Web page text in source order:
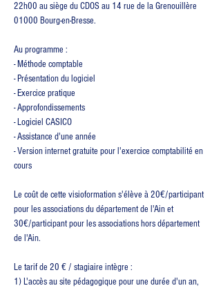
22h00 au siège du CDOS au 14 rue de la Grenouillère
01000 Bourg-en-Bresse.
Au programme :
- Méthode comptable
- Présentation du logiciel
- Exercice pratique
- Approfondissements
- Logiciel CASICO
- Assistance d'une année
- Version internet gratuite pour l'exercice comptabilité en
cours
Le coût de cette visioformation s'élève à 20€/participant
pour les associations du département de l'Ain et
30€/participant pour les associations hors département
de l'Ain.
Le tarif de 20 € / stagiaire intègre :
1) L'accès au site pédagogique pour une durée d'un an,